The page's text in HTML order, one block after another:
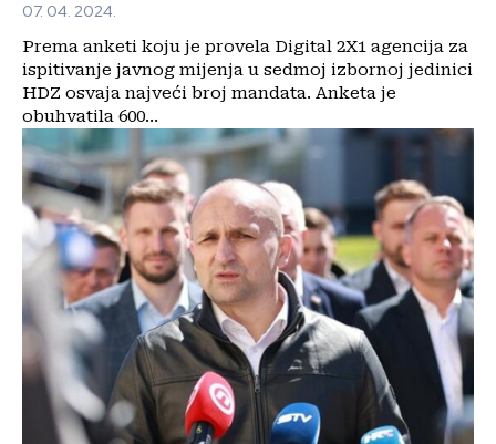
07. 04. 2024.
Prema anketi koju je provela Digital 2X1 agencija za
ispitivanje javnog mijenja u sedmoj izbornoj jedinici
HDZ osvaja najveći broj mandata. Anketa je
obuhvatila 600...